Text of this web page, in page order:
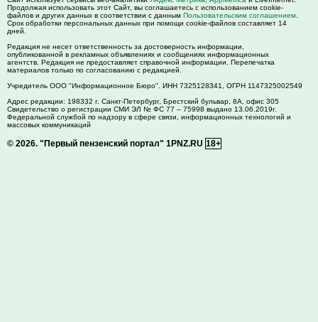
Продолжая использовать этот Сайт, вы соглашаетесь с использованием cookie-
файлов и других данных в соответствии с данным Пользовательским соглашением
Срок обработки персональных данных при помощи cookie-файлов составляет 14
дней.
Редакция не несет ответственность за достоверность информации,
опубликованной в рекламных объявлениях и сообщениях информационных
агентств. Редакция не предоставляет справочной информации. Перепечатка
материалов только по согласованию с редакцией.
Учредитель ООО "Информационное Бюро". ИНН 7325128341, ОГРН 1147325002549
Адрес редакции: 198332 г. Санкт-Петербург, Брестский бульвар, 8А, офис 305
Свидетельство о регистрации СМИ ЭЛ № ФС 77 – 75998 выдано 13.06.2019г.
Федеральной службой по надзору в сфере связи, информационных технологий и
массовых коммуникаций
© 2026. "Первый пензенский портал" 1PNZ.RU 18+